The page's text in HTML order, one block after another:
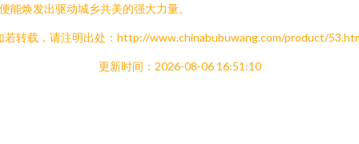
能焕发出驱动城乡共美的强大力量。
若转载，请注明出处：http://www.chinabubuwang.com/product/
更新时间：2026-08-06 16:51:10